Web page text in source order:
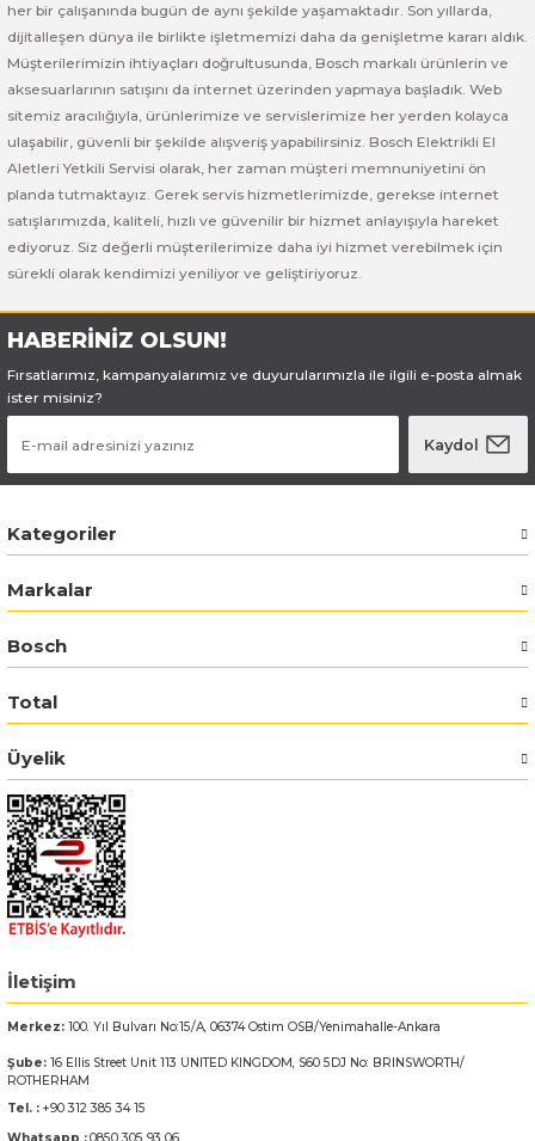
her bir çalışanında bugün de aynı şekilde yaşamaktadır. Son yıllarda,
dijitalleşen dünya ile birlikte işletmemizi daha da genişletme kararı aldık.
Müşterilerimizin ihtiyaçları doğrultusunda, Bosch markalı ürünlerin ve
aksesuarlarının satışını da internet üzerinden yapmaya başladık. Web
sitemiz aracılığıyla, ürünlerimize ve servislerimize her yerden kolayca
ulaşabilir, güvenli bir şekilde alışveriş yapabilirsiniz. Bosch Elektrikli El
Aletleri Yetkili Servisi olarak, her zaman müşteri memnuniyetini ön
planda tutmaktayız. Gerek servis hizmetlerimizde, gerekse internet
satışlarımızda, kaliteli, hızlı ve güvenilir bir hizmet anlayışıyla hareket
ediyoruz. Siz değerli müşterilerimize daha iyi hizmet verebilmek için
sürekli olarak kendimizi yeniliyor ve geliştiriyoruz.
HABERİNİZ OLSUN!
Fırsatlarımız, kampanyalarımız ve duyurularımızla ile ilgili e-posta almak
ister misiniz?
Kaydol
Kategoriler
Markalar
Bosch
Total
Üyelik
İletişim
Merkez: 100. Yıl Bulvarı No:15/A, 06374 Ostim OSB/Yenimahalle-Ankara
Şube: 16 Ellis Street Unit 113 UNITED KINGDOM, S60 5DJ No: BRINSWORTH/
ROTHERHAM
Tel. : +90 312 385 34 15